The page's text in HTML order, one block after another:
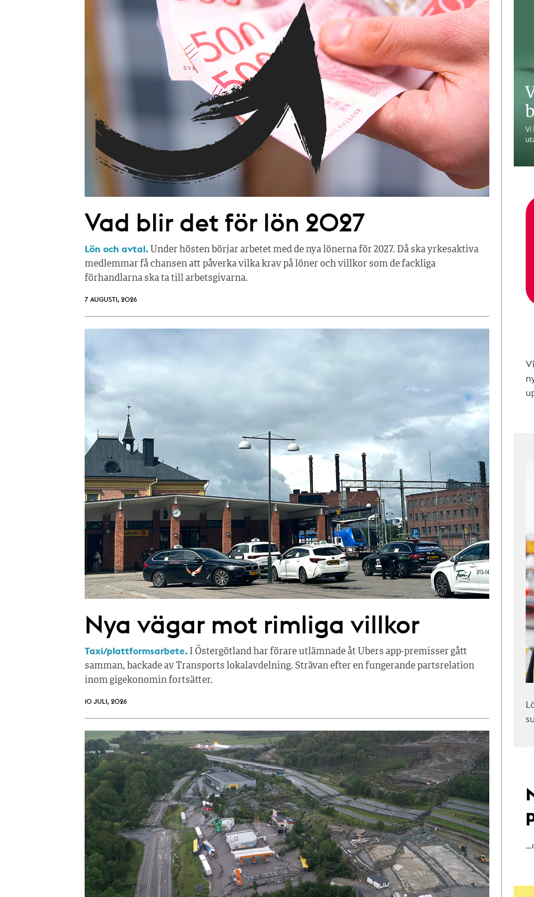
Vad blir det för lön 2027
Lön och avtal. Under hösten börjar arbetet med de nya lönerna för 2027. Då ska yrkesaktiva
medlemmar få chansen att påverka vilka krav på löner och villkor som de fackliga
förhandlarna ska ta till arbetsgivarna.
7 AUGUSTI, 2026
Nya vägar mot rimliga villkor
Taxi/plattformsarbete. I Östergötland har förare utlämnade åt Ubers app-premisser gått
samman, backade av Transports lokalavdelning. Strävan efter en fungerande partsrelation
inom gigekonomin fortsätter.
10 JULI, 2026